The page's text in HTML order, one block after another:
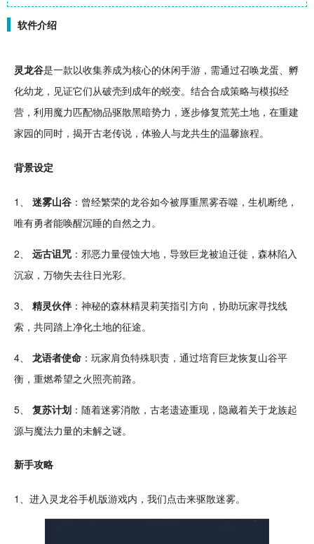
软件介绍
灵龙谷是一款以收集养成为核心的休闲手游 ，需通过召唤龙蛋、 孵
化幼龙，见证它们从破壳到成年的蜕变。结合合成策略与模拟经
营 ，利用魔力匹配物品驱散黑暗势力，逐步修复荒芜土地，在重建
家园的同时，揭开古老传说，体验人与龙共生的温馨旅程。
背景设定
1、 迷雾山谷 ：曾经繁荣的龙谷如今被厚重黑雾吞噬 ，生机断绝，
唯有勇者能唤醒沉睡的自然之力。
2、 远古诅咒 ： 邪恶力量侵蚀大地，导致巨龙被迫迁徙， 森林陷入
沉寂，万物失去往日光彩。
3、 精灵伙伴：神秘的森林精灵莉芙指引方向，协助玩家寻找线
索，共同踏上净化土地的征途。
4、 龙语者使命 ：玩家肩负特殊职责，通过培育巨龙恢复山谷平
衡 ，重燃希望之火照亮前路。
5、 复苏计划 ：随着迷雾消散，古老遗迹重现，隐藏着关于龙族起
源与魔法力量的未解之谜。
新手攻略
1、进入灵龙谷手机版游戏内，我们点击来驱散迷雾。